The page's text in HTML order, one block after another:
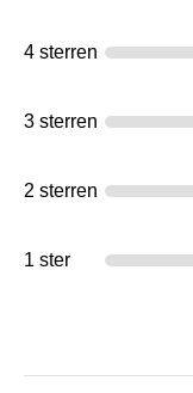
4 sterren
3 sterren
2 sterren
1 ster